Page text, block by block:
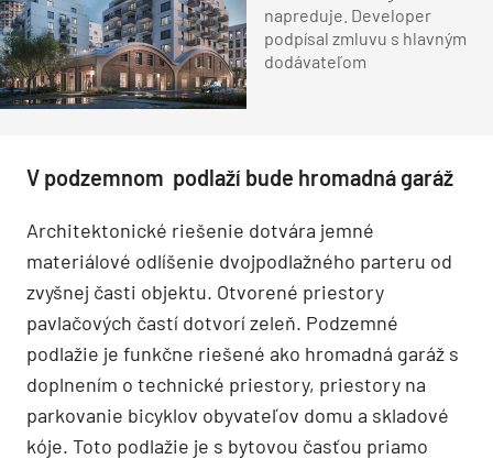
napreduje. Developer
podpísal zmluvu s hlavným
dodávateľom
V podzemnom podlaží bude hromadná garáž
Architektonické riešenie dotvára jemné
materiálové odlíšenie dvojpodlažného parteru od
zvyšnej časti objektu. Otvorené priestory
pavlačových častí dotvorí zeleň. Podzemné
podlažie je funkčne riešené ako hromadná garáž s
doplnením o technické priestory, priestory na
parkovanie bicyklov obyvateľov domu a skladové
kóje. Toto podlažie je s bytovou časťou priamo